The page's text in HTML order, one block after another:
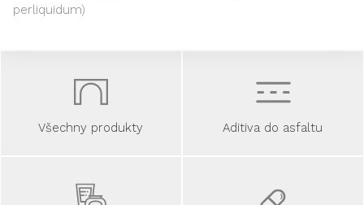
perliquidum)
Všechny produkty Aditiva do asfaltu